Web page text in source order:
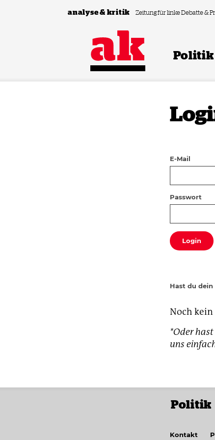
Zum Inhalt springen
analyse & kritik Zeitung für linke Debatte &
Politik
E-Mail
Passwort
Login
Hast du dein
Noch kein
*Oder
uns
Politik
Kontakt